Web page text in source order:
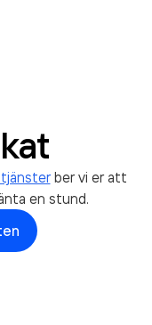
ber vi er att
en stund.